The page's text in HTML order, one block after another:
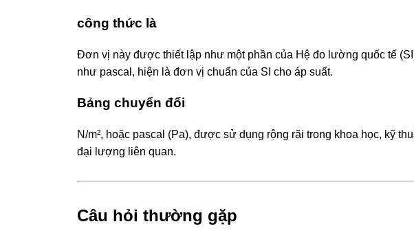
công thức là
Đơn vị này được thiết lập như một phần của Hệ đo lường quốc tế
như pascal, hiện là đơn vị chuẩn của SI cho áp suất.
Bảng chuyển đổi
N/m², hoặc pascal (Pa), được sử dụng rộng rãi trong khoa học, kỹ
đại lượng liên quan.
Câu hỏi thường gặp